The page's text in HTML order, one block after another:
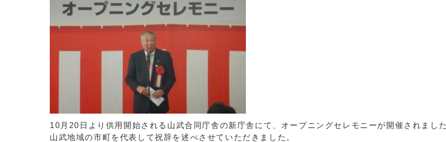
10月20日より供用開始される山武合同庁舎の新庁舎にて、オープニングセレモニーが開催されまし
山武地域の市町を代表して祝辞を述べさせていただきました。